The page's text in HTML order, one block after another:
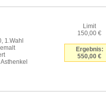
1.Wahl
Limit
150,00 €
Ergebnis:
550,00 €